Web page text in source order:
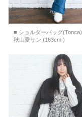
■ ショルダーバッグ(Tonca)
秋山愛サン (163cm )